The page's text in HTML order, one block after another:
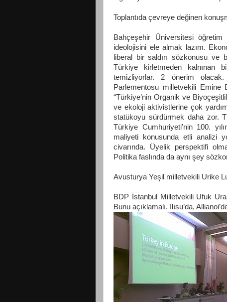
Toplantıda çevreye değinen
Bahçeşehir Üniversitesi
ideolojisini ele almak lazım.
liberal bir saldırı sözkonusu ve
Türkiye kirletmeden kalnınan
temizliyorlar. 2 önerim
Parlementosu milletvekili Emine
“Türkiye’nin Organik ve
ve ekoloji aktivistlerine çok
statükoyu sürdürmek daha zor.
Türkiye Cumhuriyeti’nin 100.
maliyeti konusunda etli analizi
civarında. Üyelik perspektifi
Politika faslında da aynı şey
Avusturya Yeşil milletvekili Urike
BDP İstanbul Milletvekili Ufuk
Bunu açıklamalı. Ilısu’da,